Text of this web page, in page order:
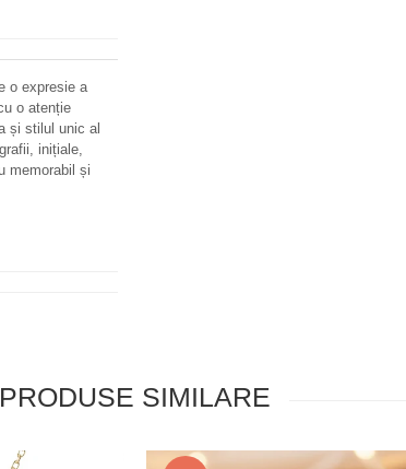
o expresie a
o atenție
și stilul unic al
inițiale,
memorabil și
PRODUSE SIMILARE